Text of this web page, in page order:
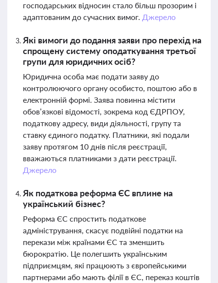
господарських відносин стало більш прозорим і
адаптованим до сучасних вимог. Джерело
Які вимоги до подання заяви про перехід на
спрощену систему оподаткування третьої
групи для юридичних осіб?
Юридична особа має подати заяву до
контролюючого органу особисто, поштою або в
електронній формі. Заява повинна містити
обов’язкові відомості, зокрема код ЄДРПОУ,
податкову адресу, види діяльності, групу та
ставку єдиного податку. Платники, які подали
заяву протягом 10 днів після реєстрації,
вважаються платниками з дати реєстрації.
Джерело
Як податкова реформа ЄС вплине на
український бізнес?
Реформа ЄС спростить податкове
адміністрування, скасує подвійні податки на
перекази між країнами ЄС та зменшить
бюрократію. Це полегшить українським
підприємцям, які працюють з європейськими
партнерами або мають філії в ЄС, переказ коштів